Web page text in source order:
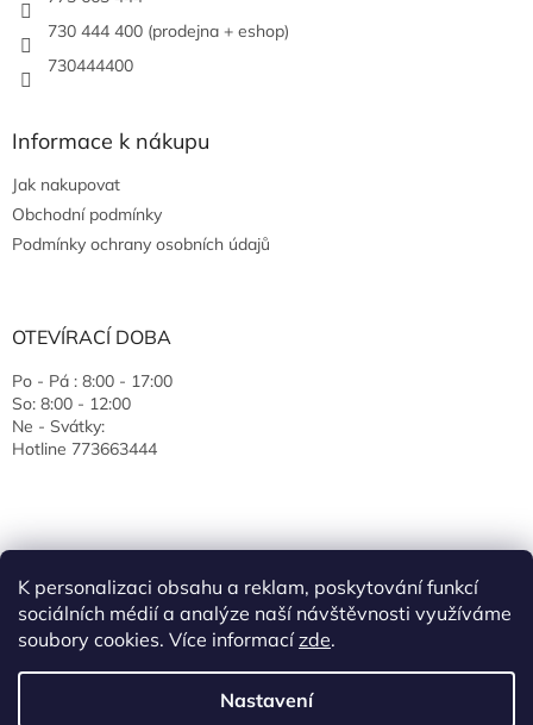
K personalizaci obsahu a reklam, poskytování funkcí
sociálních médií a analýze naší návštěvnosti využíváme
soubory cookies. Více informacízde.
Nastavení
730 444 400 (prodejna + eshop)
730444400
Informace k nákupu
Jak nakupovat
Obchodní podmínky
Podmínky ochrany osobních údajů
OTEVÍRACÍ DOBA
Po - Pá : 8:00 - 17:00
So: 8:00 - 12:00
Ne - Svátky:
Hotline 773663444